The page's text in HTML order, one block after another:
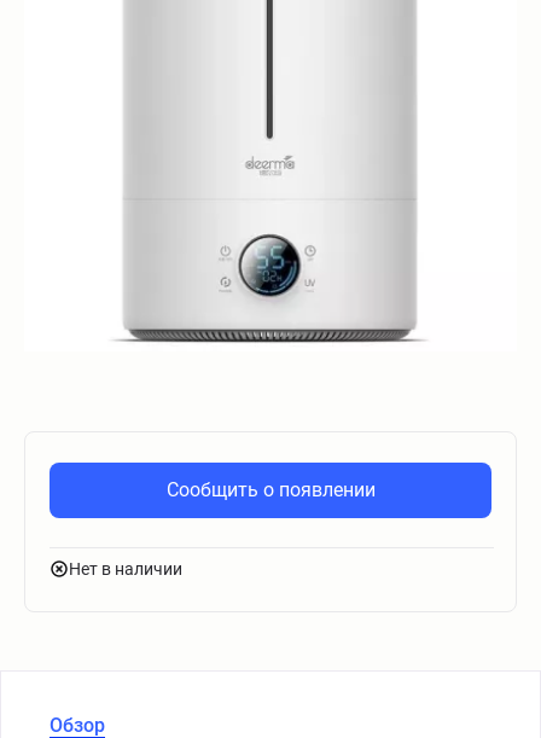
Сообщить о появлении
Нет в наличии
Обзор